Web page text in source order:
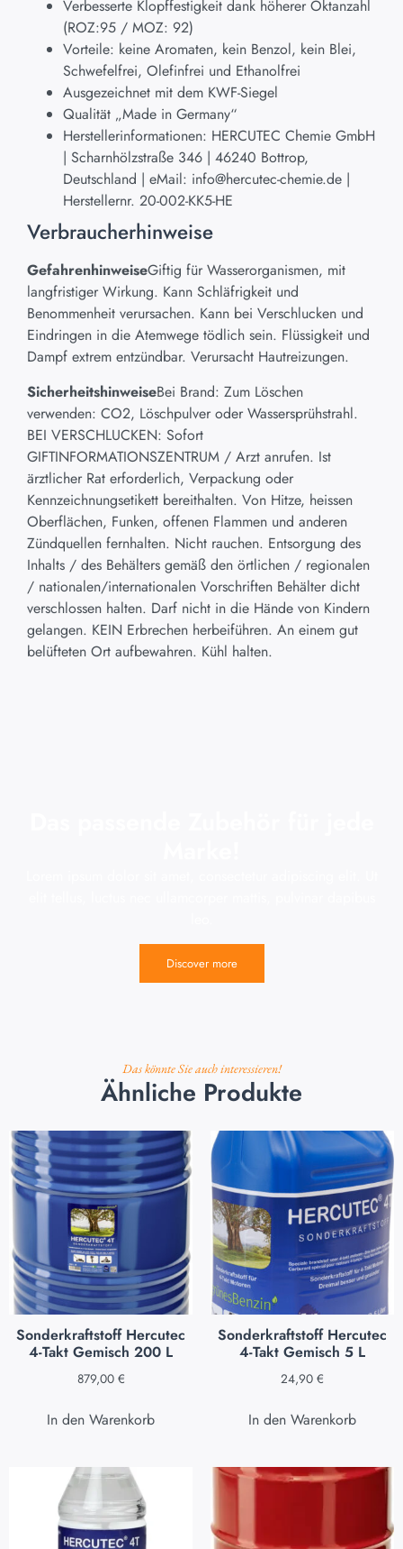
Verbesserte Klopffestigkeit dank höherer Oktanzahl
(ROZ:95 / MOZ: 92)
Vorteile: keine Aromaten, kein Benzol, kein Blei,
Schwefelfrei, Olefinfrei und Ethanolfrei
Ausgezeichnet mit dem KWF-Siegel
Qualität „Made in Germany“
Herstellerinformationen: HERCUTEC Chemie GmbH
| Scharnhölzstraße 346 | 46240 Bottrop,
Deutschland | eMail: info@hercutec-chemie.de |
Herstellernr. 20-002-KK5-HE
Verbraucherhinweise
GefahrenhinweiseGiftig für Wasserorganismen, mit
langfristiger Wirkung. Kann Schläfrigkeit und
Benommenheit verursachen. Kann bei Verschlucken und
Eindringen in die Atemwege tödlich sein. Flüssigkeit und
Dampf extrem entzündbar. Verursacht Hautreizungen.
SicherheitshinweiseBei Brand: Zum Löschen
verwenden: CO2, Löschpulver oder Wassersprühstrahl.
BEI VERSCHLUCKEN: Sofort
GIFTINFORMATIONSZENTRUM / Arzt anrufen. Ist
ärztlicher Rat erforderlich, Verpackung oder
Kennzeichnungsetikett bereithalten. Von Hitze, heissen
Oberflächen, Funken, offenen Flammen und anderen
Zündquellen fernhalten. Nicht rauchen. Entsorgung des
Inhalts / des Behälters gemäß den örtlichen / regionalen
/ nationalen/internationalen Vorschriften Behälter dicht
verschlossen halten. Darf nicht in die Hände von Kindern
gelangen. KEIN Erbrechen herbeiführen. An einem gut
belüfteten Ort aufbewahren. Kühl halten.
Discover more
Das könnte Sie auch interessieren!
Ähnliche Produkte
Sonderkraftstoff Hercutec
4-Takt Gemisch 200 L
879,00 €
In den Warenkorb
Sonderkraftstoff Hercutec
4-Takt Gemisch 5 L
24,90 €
In den Warenkorb